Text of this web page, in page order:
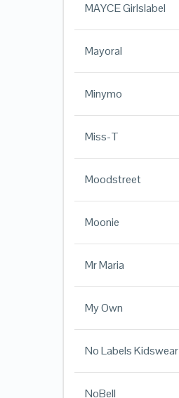
MAYCE Girlslabel
Mayoral
Minymo
Miss-T
Moodstreet
Moonie
Mr Maria
My Own
No Labels Kidswear
NoBell